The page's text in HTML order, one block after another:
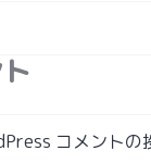
コメントの